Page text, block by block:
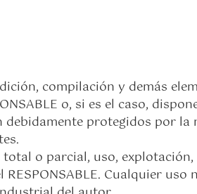
compilación y demás
o, si es el caso,
protegidos por
o parcial, uso,
Cualquier